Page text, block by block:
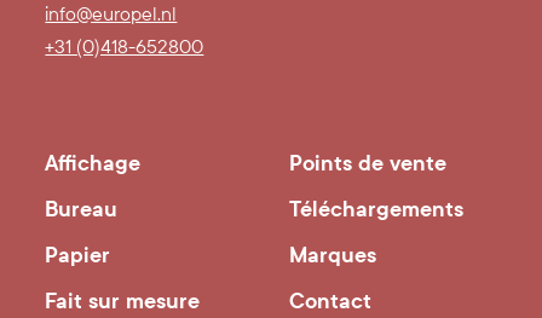
info@europel.nl
+31 (0)418-652800
Affichage
Bureau
Papier
Fait sur mesure
Points de vente
Téléchargements
Marques
Contact